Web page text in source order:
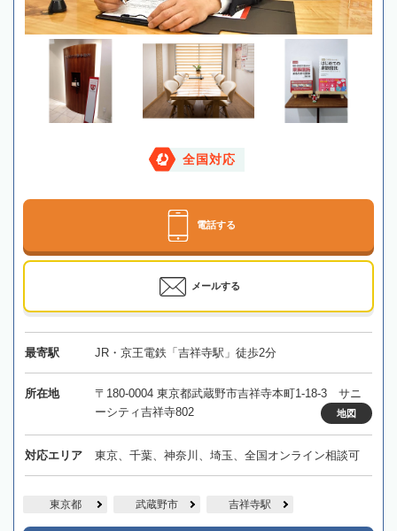
全国対応
電話する
メールする
最寄駅 JR・京王電鉄「吉祥寺駅」徒歩2分
所在地
〒180-0004 東京都武蔵野市吉祥寺本町1-18-3 サニ
ーシティ吉祥寺802
地図
対応エリア 東京、千葉、神奈川、埼玉、全国オンライン相談可
東京都 武蔵野市 吉祥寺駅